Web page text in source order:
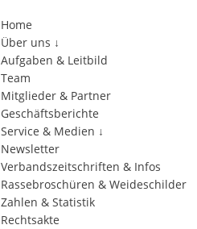
Home
Über uns ↓
Aufgaben & Leitbild
Team
Mitglieder & Partner
Geschäftsberichte
Service & Medien ↓
Newsletter
Verbandszeitschriften & Infos
Rassebroschüren & Weideschilder
Zahlen & Statistik
Rechtsakte